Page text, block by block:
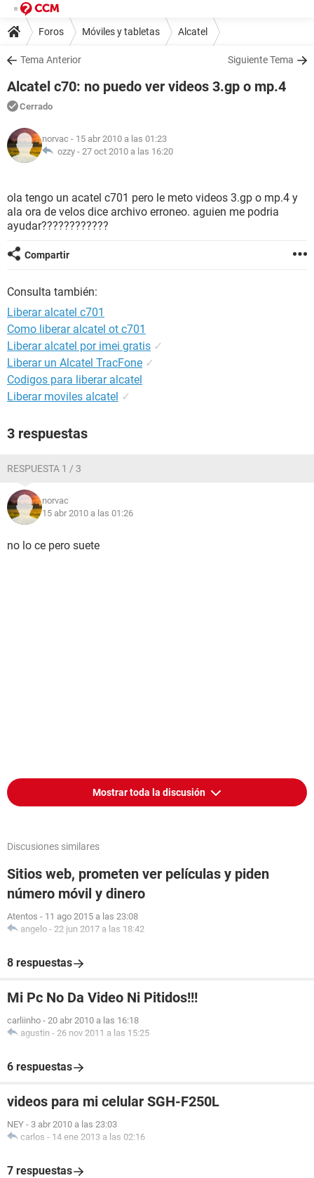
Foros Móviles y tabletas Alcatel
Tema Anterior Siguiente Tema
Alcatel c70: no puedo ver videos 3.gp o mp.4
Cerrado
norvac - 15 abr 2010 a las 01:23
ozzy - 27 oct 2010 a las 16:20
ola tengo un acatel c701 pero le meto videos 3.gp o mp.4 y
ala ora de velos dice archivo erroneo. aguien me podria
ayudar????????????
Compartir
Consulta también:
Liberar alcatel c701
Como liberar alcatel ot c701
Liberar alcatel por imei gratis ✓
Liberar un Alcatel TracFone ✓
Codigos para liberar alcatel
Liberar moviles alcatel ✓
3 respuestas
RESPUESTA 1 / 3
norvac
15 abr 2010 a las 01:26
no lo ce pero suete
Mostrar toda la discusión
Discusiones similares
Sitios web, prometen ver películas y piden
número móvil y dinero
Atentos - 11 ago 2015 a las 23:08
angelo - 22 jun 2017 a las 18:42
8 respuestas
Mi Pc No Da Video Ni Pitidos!!!
carliinho - 20 abr 2010 a las 16:18
agustin - 26 nov 2011 a las 15:25
6 respuestas
videos para mi celular SGH-F250L
NEY - 3 abr 2010 a las 23:03
carlos - 14 ene 2013 a las 02:16
7 respuestas